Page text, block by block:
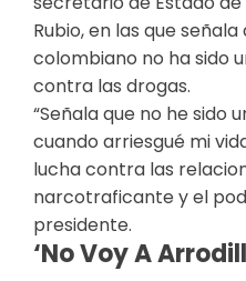
Rubio, en las que
colombiano no ha sido
contra las drogas.
“Señala que no he sido
cuando arriesgué mi
lucha contra las
narcotraficante y el
presidente.
‘No Voy A